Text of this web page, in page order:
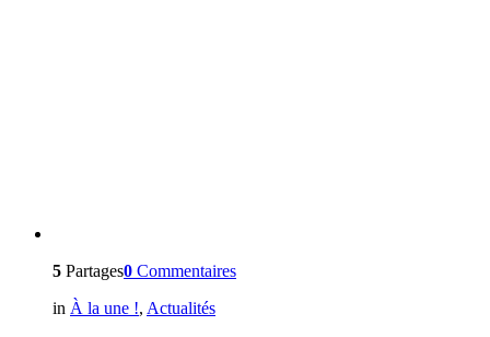
5 Partages0 Commentaires
in À la une !, Actualités